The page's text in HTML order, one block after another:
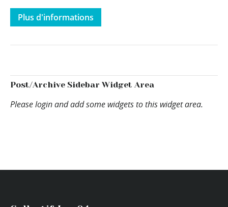
Plus d'informations
Post/Archive Sidebar Widget Area
Please login and add some widgets to this widget area.